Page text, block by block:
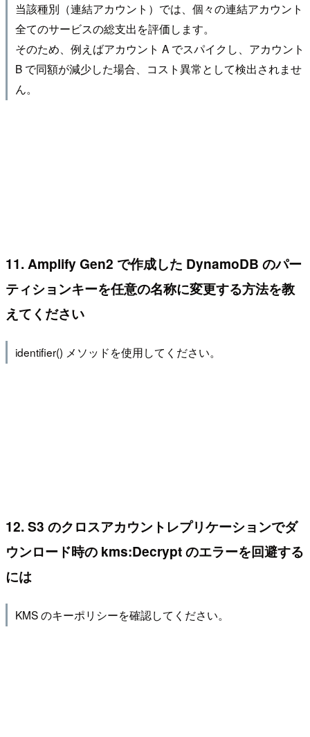
当該種別（連結アカウント）では、個々の連結アカウント
全てのサービスの総支出を評価します。
そのため、例えばアカウント A でスパイクし、アカウント
B で同額が減少した場合、コスト異常として検出されませ
ん。
11. Amplify Gen2 で作成した DynamoDB のパー
ティションキーを任意の名称に変更する方法を教
えてください
identifier() メソッドを使用してください。
12. S3 のクロスアカウントレプリケーションでダ
ウンロード時の kms:Decrypt のエラーを回避する
には
KMS のキーポリシーを確認してください。